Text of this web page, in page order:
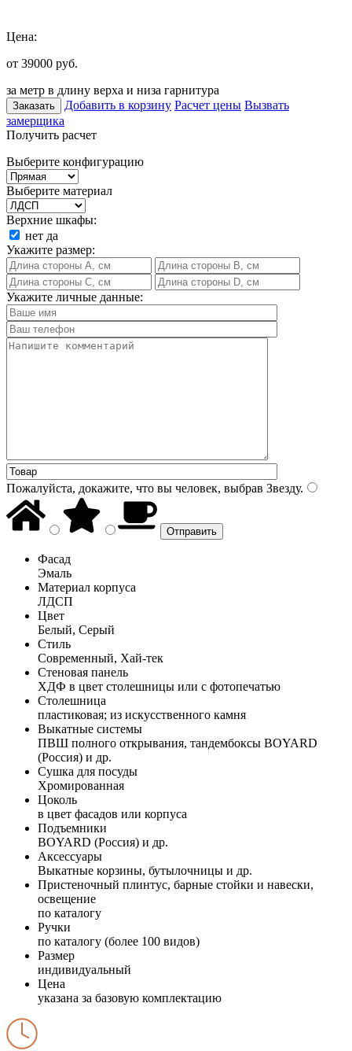
Цена:
от 39000 руб.
за метр в длину верха и низа гарнитура
Заказать Добавить в корзину Расчет цены Вызвать
замерщика
Получить расчет
Выберите конфигурацию
Выберите материал
Верхние шкафы:
нет да
Укажите размер:
Укажите личные данные:
Пожалуйста, докажите, что вы человек, выбрав Звезду.
Фасад
Эмаль
Материал корпуса
ЛДСП
Цвет
Белый, Серый
Стиль
Современный, Хай-тек
Стеновая панель
ХДФ в цвет столешницы или с фотопечатью
Столешница
пластиковая; из искусственного камня
Выкатные системы
ПВШ полного открывания, тандембоксы BOYARD
(Россия) и др.
Сушка для посуды
Хромированная
Цоколь
в цвет фасадов или корпуса
Подъемники
BOYARD (Россия) и др.
Аксессуары
Выкатные корзины, бутылочницы и др.
Пристеночный плинтус, барные стойки и навески,
освещение
по каталогу
Ручки
по каталогу (более 100 видов)
Размер
индивидуальный
Цена
указана за базовую комплектацию